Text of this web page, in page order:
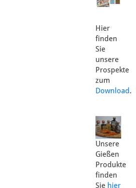
Hier
finden
Sie
unsere
Prospekte
zum
Download.
Unsere
Gießen
Produkte
finden
Sie hier